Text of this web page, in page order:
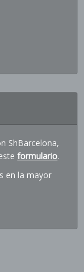
ShBarcelona,
formulario.
en la mayor